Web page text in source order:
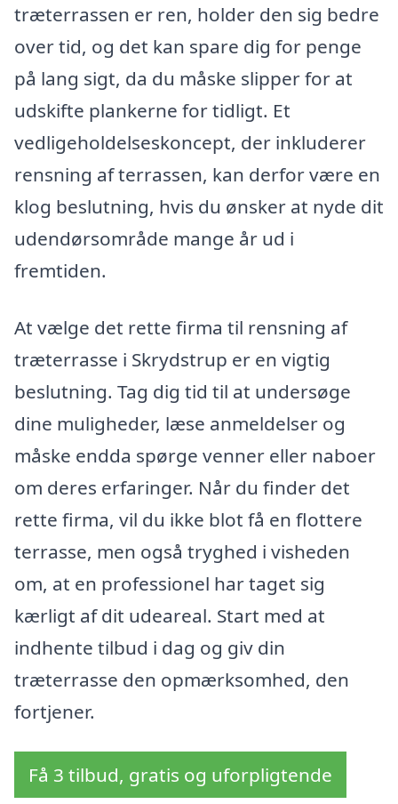
træterrassen er ren, holder den sig bedre
over tid, og det kan spare dig for penge
på lang sigt, da du måske slipper for at
udskifte plankerne for tidligt. Et
vedligeholdelseskoncept, der inkluderer
rensning af terrassen, kan derfor være en
klog beslutning, hvis du ønsker at nyde dit
udendørsområde mange år ud i
fremtiden.
At vælge det rette firma til rensning af
træterrasse i Skrydstrup er en vigtig
beslutning. Tag dig tid til at undersøge
dine muligheder, læse anmeldelser og
måske endda spørge venner eller naboer
om deres erfaringer. Når du finder det
rette firma, vil du ikke blot få en flottere
terrasse, men også tryghed i visheden
om, at en professionel har taget sig
kærligt af dit udeareal. Start med at
indhente tilbud i dag og giv din
træterrasse den opmærksomhed, den
fortjener.
Få 3 tilbud, gratis og uforpligtende